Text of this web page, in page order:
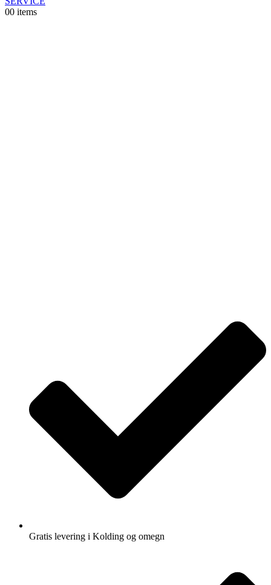
00 items
Gratis levering i Kolding og omegn